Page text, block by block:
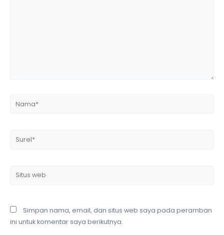
Surel*
Situs
Simpan nama, email, dan situs web saya pada peramban
ini untuk komentar saya berikutnya.